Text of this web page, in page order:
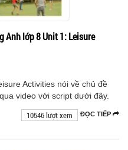
Anh lớp 8 Unit 1: Leisure
Activities nói về chủ đề
video với script dưới đây.
ĐỌC TIẾP
10546 lượt xem